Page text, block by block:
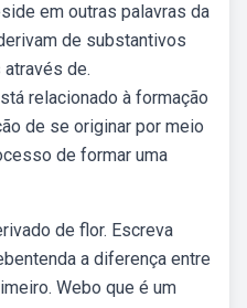
em outras palavras da
de substantivos
de.
relacionado à formação
de se originar por meio
de formar uma
de flor. Escreva
a diferença entre
Webo que é um